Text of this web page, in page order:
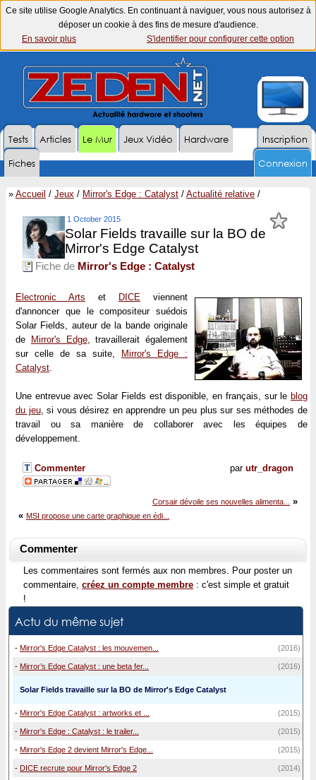
Ce site utilise Google Analytics. En continuant à naviguer, vous nous autorisez à
déposer un cookie à des fins de mesure d'audience.
En savoir plus
S'identifier pour configurer cette option
Inscription
Tests Articles Le Mur Jeux Vidéo
Hardware
Fiches
Connexion
» Accueil / Jeux / Mirror's Edge : Catalyst / Actualité relative /
1 October 2015
Solar Fields travaille sur la BO de
Mirror's Edge Catalyst
Fiche de Mirror's Edge : Catalyst
Electronic Arts et DICE viennent
d'annoncer que le compositeur suédois
Solar Fields, auteur de la bande originale
de
Mirror's Edge, travaillerait également
sur celle de sa suite,
Mirror's Edge :
Catalyst.
Une entrevue avec Solar Fields est disponible, en français, sur le blog
du jeu, si vous désirez en apprendre un peu plus sur ses méthodes de
travail ou sa manière de collaborer avec les équipes de
développement.
par utr_dragon
Commenter
Corsair dévoile ses nouvelles alimenta...
»
« MSI propose une carte graphique en édi...
Commenter
Les commentaires sont fermés aux non membres. Pour poster un
commentaire, créez un compte membre : c'est simple et gratuit
!
Actu du même sujet
- Mirror's Edge Catalyst : les mouvemen... (2016)
- Mirror’s Edge Catalyst : une beta fer... (2016)
Solar Fields travaille sur la BO de Mirror's Edge Catalyst
- Mirror's Edge Catalyst : artworks et ... (2015)
- Mirror's Edge : Catalyst : le trailer... (2015)
- Mirror's Edge 2 devient Mirror's Edge... (2015)
- DICE recrute pour Mirror's Edge 2 (2014)